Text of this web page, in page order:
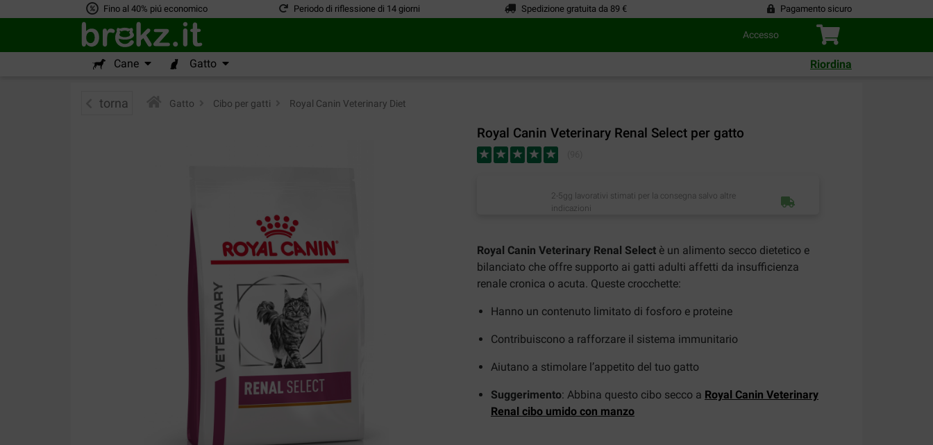
Fino al 40% piú economico Periodo di riflessione di 14 giorni Spedizione gratuita da 89 € Pagamento sicuro
Accesso
Cane Gatto Riordina
torna Gatto Cibo per gatti Royal Canin Veterinary Diet
Royal Canin Veterinary Renal Select per gatto
2-5gg lavorativi stimati per la consegna salvo altre
indicazioni
Royal Canin Veterinary Renal Select è un alimento secco dietetico e
bilanciato che offre supporto ai gatti adulti affetti da insufficienza
renale cronica o acuta. Queste crocchette:
Hanno un contenuto limitato di fosforo e proteine
Contribuiscono a rafforzare il sistema immunitario
Aiutano a stimolare l’appetito del tuo gatto
Suggerimento: Abbina questo cibo secco a Royal Canin Veterinary
Renal cibo umido con manzo